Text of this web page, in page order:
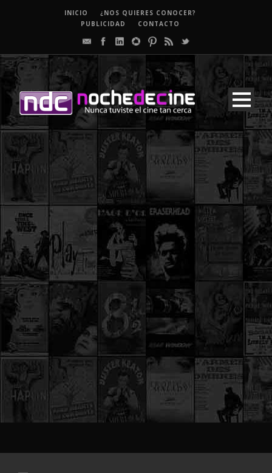
INICIO
¿NOS QUIERES CONOCER?
PUBLICIDAD
CONTACTO